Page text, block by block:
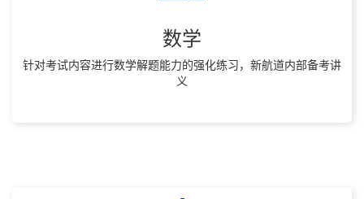
数学
针对考试内容进行数学解题能力的强化练习，新航道内部备考讲
义